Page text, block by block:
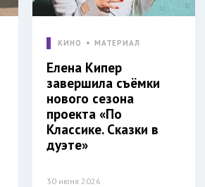
КИНО МАТЕРИАЛ
Елена Кипер
завершила съёмки
нового сезона
проекта «По
Классике. Сказки в
дуэте»
30 июня 2026